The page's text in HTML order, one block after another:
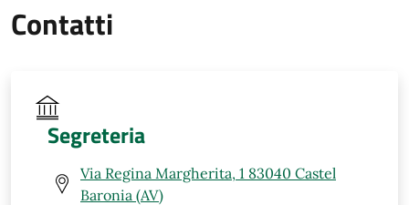
Contatti
Segreteria
Via Regina Margherita, 1 83040 Castel
Baronia (AV)